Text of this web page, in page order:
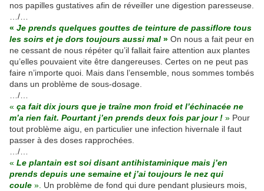
nos papilles gustatives afin de réveiller une digestion paresseuse.
…/…
« Je prends quelques gouttes de teinture de passiflore tous
les soirs et je dors toujours aussi mal » On nous a fait peur en
ne cessant de nous répéter qu’il fallait faire attention aux plantes
qu’elles pouvaient vite être dangereuses. Certes on ne peut pas
faire n’importe quoi. Mais dans l’ensemble, nous sommes tombés
dans un problème de sous-dosage.
…/…
« ça fait dix jours que je traîne mon froid et l’échinacée ne
m’a rien fait. Pourtant j’en prends deux fois par jour ! » Pour
tout problème aigu, en particulier une infection hivernale il faut
passer à des doses rapprochées.
…/…
« Le plantain est soi disant antihistaminique mais j’en
prends depuis une semaine et j’ai toujours le nez qui
coule ». Un problème de fond qui dure pendant plusieurs mois,